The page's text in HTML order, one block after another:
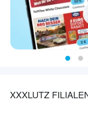
XXXLUTZ